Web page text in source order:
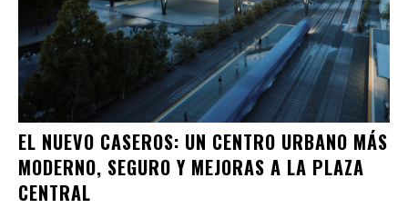
EL NUEVO CASEROS: UN CENTRO URBANO MÁS
MODERNO, SEGURO Y MEJORAS A LA PLAZA
CENTRAL